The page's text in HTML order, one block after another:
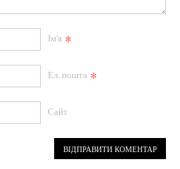
Ім'я *
Ел. пошта *
Сайт